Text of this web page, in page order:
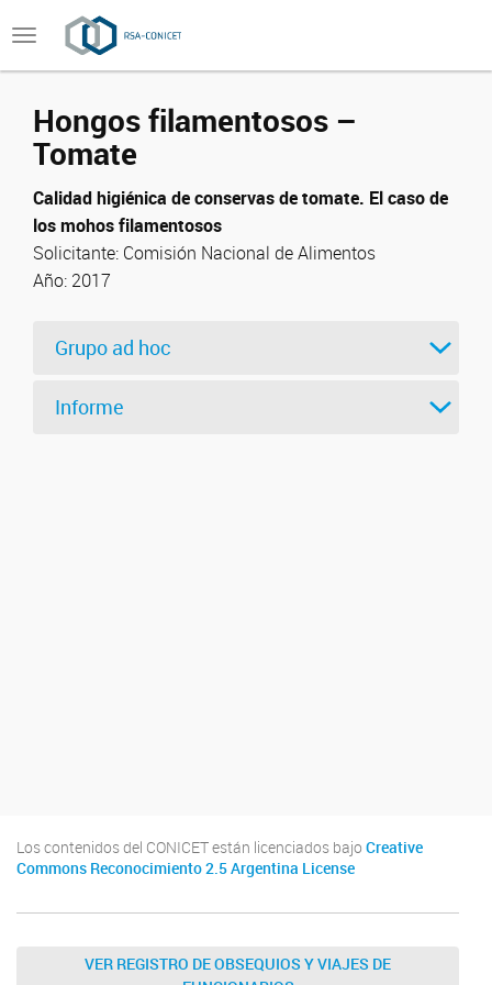
Toggle
navigation
Hongos filamentosos –
Tomate
Calidad higiénica de conservas de tomate. El caso de
los mohos filamentosos
Solicitante: Comisión Nacional de Alimentos
Año: 2017
Grupo ad hoc
Informe
Los contenidos del CONICET están licenciados bajo Creative
Commons Reconocimiento 2.5 Argentina License
VER REGISTRO DE OBSEQUIOS Y VIAJES DE